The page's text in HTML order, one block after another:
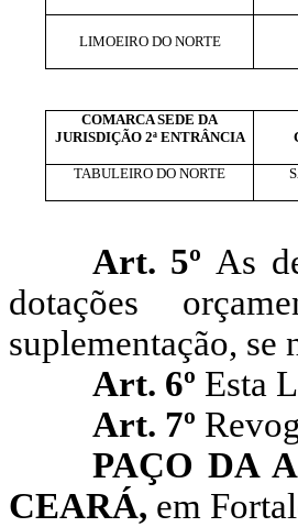
LIMOEIRO DO NORTE
COMARCA SEDE DA
JURISDIÇÃO 2ª ENTRÂNCIA
TABULEIRO DO NORTE
Art. 5º As
dotações
suplementação, se
Art. 6º Esta
Art. 7º
PAÇO DA
CEARÁ, em